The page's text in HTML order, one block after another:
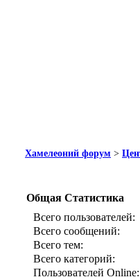
Хамелеоний форум >
Общая Статистика
Всего пользователей:
Всего сообщений:
Всего тем:
Всего категорий:
Пользователей Online: